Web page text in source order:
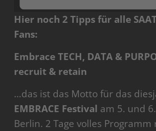
Mehr Informationen
Usercentrics Consent
Hier noch 2 Tipps für alle
Fans:
Embrace TECH, DATA &
recruit & retain
…das ist das Motto für das
EMBRACE Festival am 5. und
Berlin. 2 Tage volles